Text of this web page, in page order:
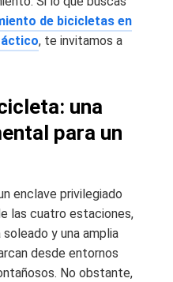
de bicicletas en
, te invitamos a
una
para un
enclave privilegiado
las cuatro estaciones,
y una amplia
desde entornos
No obstante,